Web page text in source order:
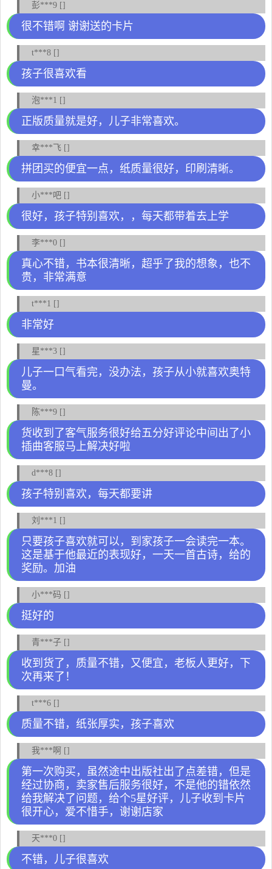
彭***9 []
很不错啊 谢谢送的卡片
t***8 []
孩子很喜欢看
泡***1 []
正版质量就是好，儿子非常喜欢。
幸***飞 []
拼团买的便宜一点，纸质量很好，印刷清晰。
小***吧 []
很好，孩子特别喜欢，，每天都带着去上学
李***0 []
真心不错，书本很清晰，超乎了我的想象，也不
贵，非常满意
t***1 []
非常好
星***3 []
儿子一口气看完，没办法，孩子从小就喜欢奥特
曼。
陈***9 []
货收到了客气服务很好给五分好评论中间出了小
插曲客服马上解决好啦
d***8 []
孩子特别喜欢，每天都要讲
刘***1 []
只要孩子喜欢就可以，到家孩子一会读完一本。
这是基于他最近的表现好，一天一首古诗，给的
奖励。加油
小***码 []
挺好的
青***子 []
收到货了，质量不错，又便宜，老板人更好，下
次再来了！
t***6 []
质量不错，纸张厚实，孩子喜欢
我***啊 []
第一次购买，虽然途中出版社出了点差错，但是
经过协商，卖家售后服务很好，不是他的错依然
给我解决了问题，给个5星好评，儿子收到卡片
很开心，爱不惜手，谢谢店家
天***0 []
不错，儿子很喜欢